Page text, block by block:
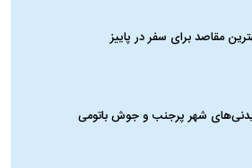
مقاصد برای سفر در پاییز
شهر پرجنب و جوش باتومی